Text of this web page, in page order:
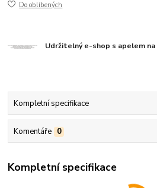
Do oblíbených
Udržitelný e-shop s apelem
Kompletní specifikace
Komentáře 0
Kompletní specifikace